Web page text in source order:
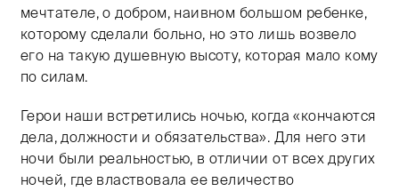
мечтателе, о добром, наивном большом ребенке,
которому сделали больно, но это лишь возвело
его на такую душевную высоту, которая мало кому
по силам.
Герои наши встретились ночью, когда «кончаются
дела, должности и обязательства». Для него эти
ночи были реальностью, в отличии от всех других
ночей, где властвовала ее величество